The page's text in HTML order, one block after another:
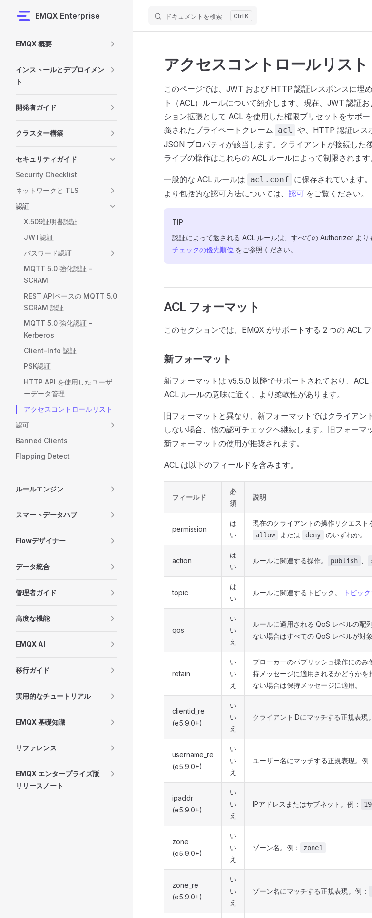
Skip to content
EMQX Enterprise ドキュメントを検索 K
EMQX 概要
インストールとデプロイメン
ト
開発者ガイド
クラスター構築
セキュリティガイド
Security Checklist
ネットワークと TLS
認証
X.509証明書認証
JWT認証
パスワード認証
MQTT 5.0 強化認証 -
SCRAM
REST APIベースの MQTT 5.0
SCRAM 認証
MQTT 5.0 強化認証 -
Kerberos
Client-Info 認証
PSK認証
HTTP API を使用したユーザ
ーデータ管理
アクセスコントロールリスト
認可
Banned Clients
Flapping Detect
ルールエンジン
スマートデータハブ
Flowデザイナー
データ統合
管理者ガイド
高度な機能
EMQX AI
移行ガイド
実用的なチュートリアル
EMQX 基礎知識
リファレンス
EMQX エンタープライズ版
リリースノート
アクセスコントロールリスト
このページでは、JWT および HTTP 認証レスポンスに埋
ト（ACL）ルールについて紹介します。現在、JWT 認証
ション拡張として ACL を使用した権限プリセットをサポ
義されたプライベートクレーム
acl や、HTTP 認証レス
JSON プロパティが該当します。クライアントが接続した
ライブの操作はこれらの ACL ルールによって制限されます
一般的な ACL ルールは acl.conf に保存されています
より包括的な認可方法については、 認可 をご覧ください。
TIP
認証によって返される ACL ルールは、すべての Authorizer より
チェックの優先順位 をご参照ください。
ACL フォーマット
このセクションでは、EMQX がサポートする 2 つの ACL
新フォーマット
新フォーマットは v5.5.0 以降でサポートされており、ACL
ACL ルールの意味に近く、より柔軟性があります。
旧フォーマットと異なり、新フォーマットではクライア
しない場合、他の認可チェックへ継続します。旧フォーマ
新フォーマットの使用が推奨されます。
ACL は以下のフィールドを含みます。
フィールド
必
須
説明
permission
は
い
現在のクライアントの操作リクエスト
allow または deny のいずれか。
action
は
い
ルールに関連する操作。 publish
topic
は
い
ルールに関連するトピック。 トピッ
qos
い
い
え
ルールに適用される QoS レベルの配
ない場合はすべての QoS レベルが対象
retain
い
い
え
ブローカーのパブリッシュ操作にの
持メッセージに適用されるかどうかを
ない場合は保持メッセージに適用。
clientid_re
(e5.9.0+)
い
い
え
クライアントIDにマッチする正規表現
username_re
(e5.9.0+)
い
い
え
ユーザー名にマッチする正規表現。例：
ipaddr
(e5.9.0+)
い
い
え
IPアドレスまたはサブネット。例：
zone
(e5.9.0+)
い
い
え
ゾーン名。例： zone1
zone_re
(e5.9.0+)
い
い
え
ゾーン名にマッチする正規表現。例：